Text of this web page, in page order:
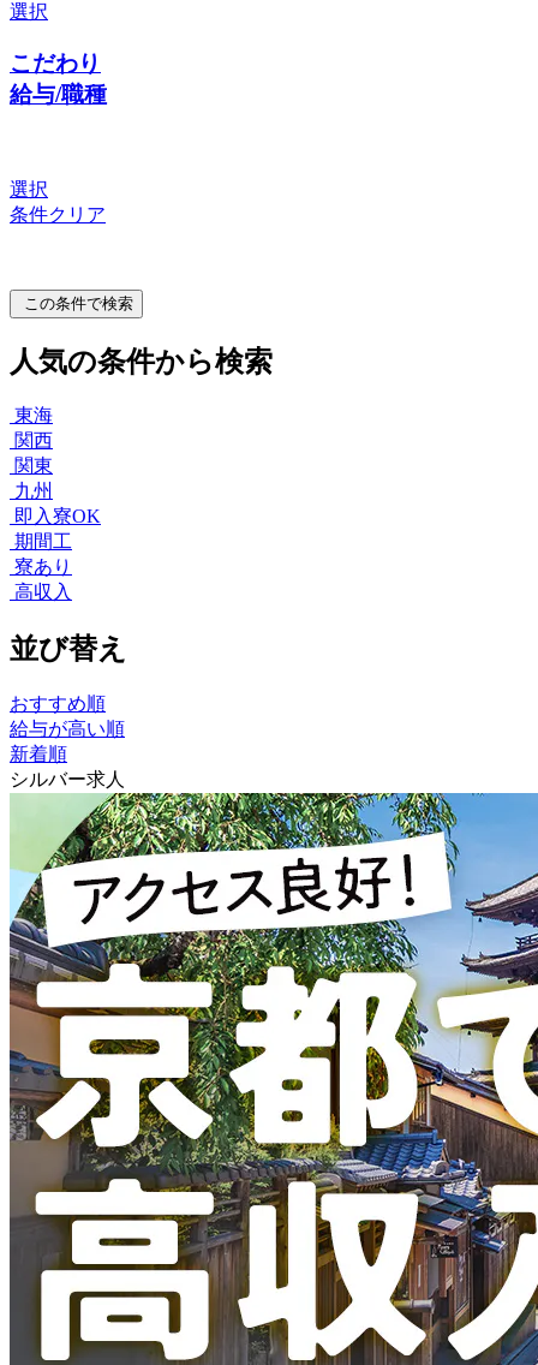
選択
こだわり
給与/職種
選択
条件クリア
この条件で検索
人気の条件から検索
東海
関西
関東
九州
即入寮OK
期間工
寮あり
高収入
並び替え
おすすめ順
給与が高い順
新着順
シルバー求人